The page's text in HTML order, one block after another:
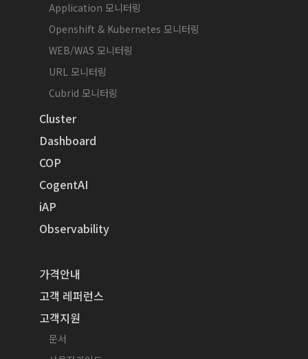
Application 모니터링
Openshift & Kubernetes 모니터링
WEB/WAS 모니터링
URL 모니터링
Cubrid 모니터링
Cluster
Dashboard
COP
CogentAI
iAP
Observability
가격안내
고객 레퍼런스
고객지원
문서